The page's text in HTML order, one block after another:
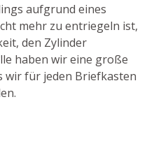
aufgrund eines
mehr zu entriegeln ist,
den Zylinder
haben wir eine große
wir für jeden Briefkasten